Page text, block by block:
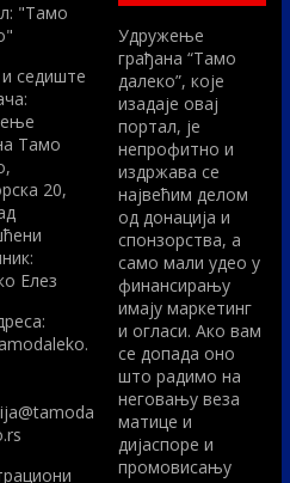
"Тамо
седиште
Тамо
20,
Елез
Удружење
грађана “Тамо
далеко”, које
изадаје овај
портал, је
непрофитно и
издржава се
највећим делом
од донација и
спонзорства, а
само мали удео у
финансирању
имају маркетинг
и огласи. Ако вам
се допада оно
што радимо на
неговању веза
матице и
дијаспоре и
промовисању